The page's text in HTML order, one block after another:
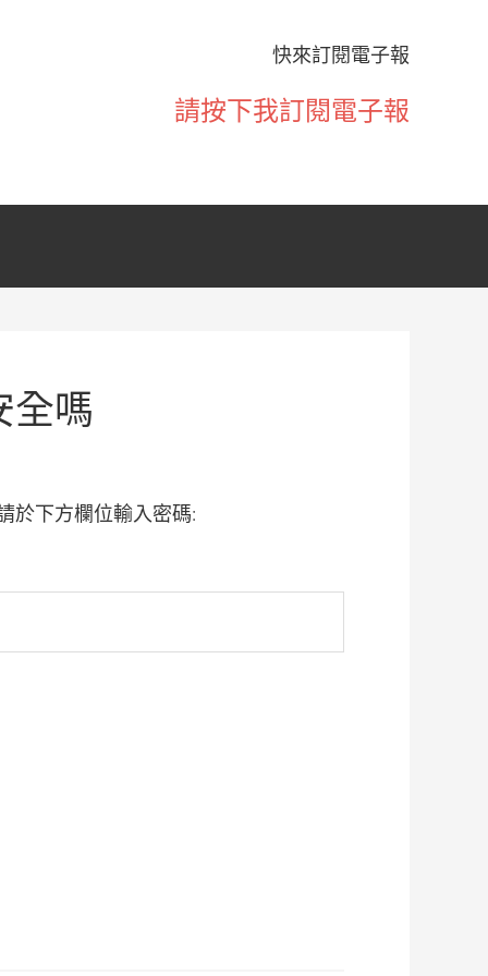
快來訂閱電子報
請按下我訂閱電子報
全嗎
於下方欄位輸入密碼: